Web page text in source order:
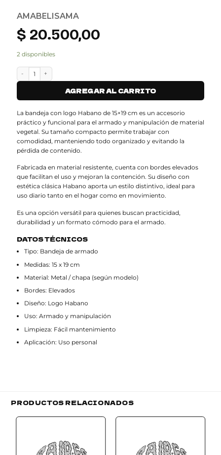
AMABELISAMA
$ 20.500,00
2 disponibles
BANDEJA CON LOGO HABANO (15x19) cantidad
AGREGAR AL CARRITO
La bandeja con logo Habano de 15×19 cm es un accesorio
práctico y funcional para el armado y manipulación de material
vegetal. Su tamaño compacto permite trabajar con
comodidad, manteniendo todo organizado y evitando la
pérdida de contenido.
Fabricada en material resistente, cuenta con bordes elevados
que facilitan el uso y mejoran la contención. Su diseño con
estética clásica Habano aporta un estilo distintivo, ideal para
uso diario tanto en el hogar como en movimiento.
Es una opción versátil para quienes buscan practicidad,
durabilidad y un formato cómodo para el armado.
DATOS TÉCNICOS
Tipo: Bandeja de armado
Medidas: 15 x 19 cm
Material: Metal / chapa (según modelo)
Bordes: Elevados
Diseño: Logo Habano
Uso: Armado y manipulación
Limpieza: Fácil mantenimiento
Aplicación: Uso personal
PRODUCTOS RELACIONADOS